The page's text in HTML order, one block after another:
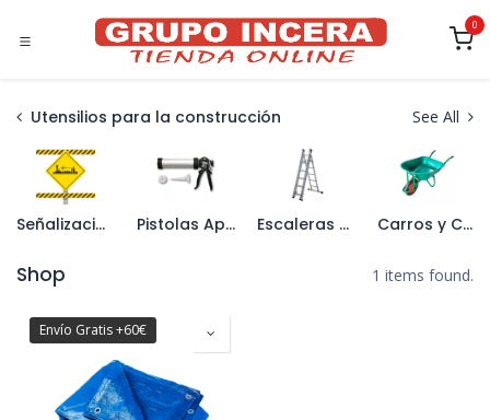
0
Utensilios para la construcción See All
Señalización Pistolas Aplicadoras Escaleras y Caballetes Carros y Carretillas
Shop 1 items found.
Envío Gratis +60€